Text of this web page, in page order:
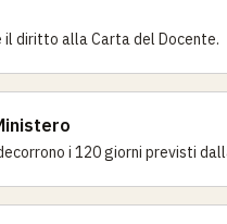
il diritto alla Carta del Docente.
i 120 giorni previsti